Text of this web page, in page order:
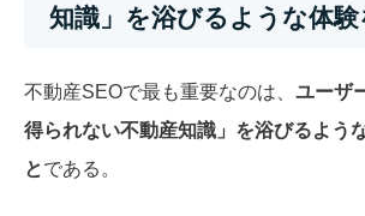
知識」を浴びるような体験
不動産SEOで最も重要なのは、 ユーザ
得られない不動産知識」を浴びるよう
とである。